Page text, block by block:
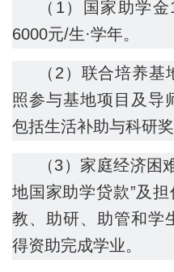
（1）国家助学
6000元/生·学年。
（2）联合培养
照参与基地项目及导
包括生活补助与科研奖
（3）家庭经济困
地国家助学贷款”及
教、助研、助管和学
得资助完成学业。